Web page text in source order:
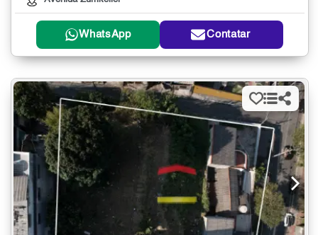
WhatsApp Contatar